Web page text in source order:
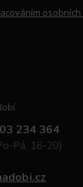
234 364
Pá, 16-20)